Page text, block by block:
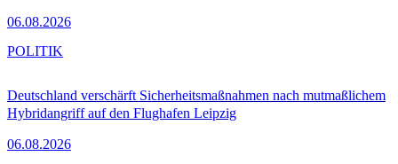
06.08.2026
Deutschland verschärft Sicherheitsmaßnahmen nach mutmaßlichem
Hybridangriff auf den Flughafen Leipzig
06.08.2026
POLITIK